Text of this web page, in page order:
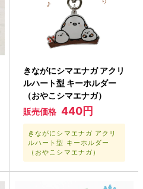
きながにシマエナガ アクリ
ルハート型 キーホルダー
（おやこシマエナガ）
販売価格 440円
きながにシマエナガ アクリ
ルハート型 キーホルダー
（おやこシマエナガ）